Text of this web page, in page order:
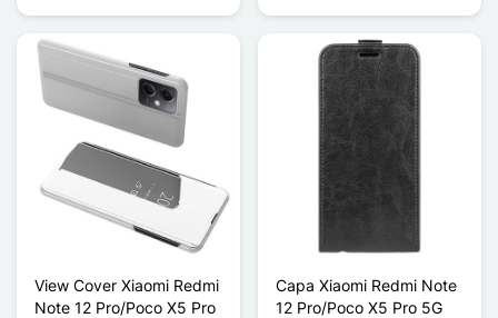
View Cover Xiaomi Redmi
Note 12 Pro/Poco X5 Pro
Capa Xiaomi Redmi Note
12 Pro/Poco X5 Pro 5G